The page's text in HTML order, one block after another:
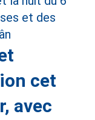
cet
avec